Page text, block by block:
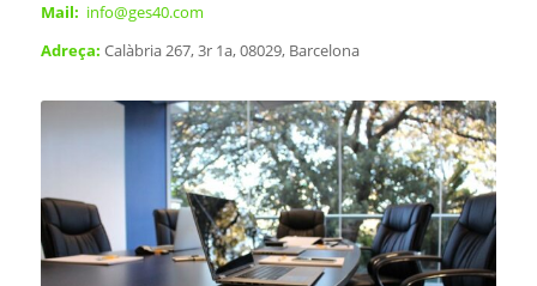
Mail: info@ges40.com
Adreça: Calàbria 267, 3r 1a, 08029, Barcelona